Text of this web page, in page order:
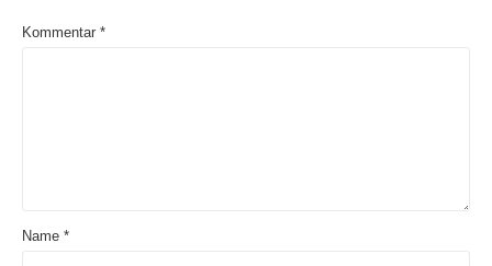
Kommentar *
Name *